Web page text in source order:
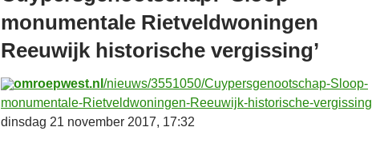
monumentale Rietveldwoningen
Reeuwijk historische vergissing’
omroepwest.nl /nieuws/3551050/Cuypersgenootschap-Sloop-
monumentale-Rietveldwoningen-Reeuwijk-historische-vergissing
dinsdag 21 november 2017, 17:32